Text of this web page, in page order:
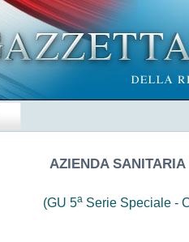
AZIENDA
(GU 5a Serie Speciale -